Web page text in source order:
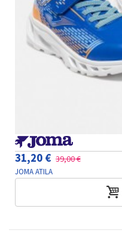
31,20 € 39,00 €
JOMA ATILA